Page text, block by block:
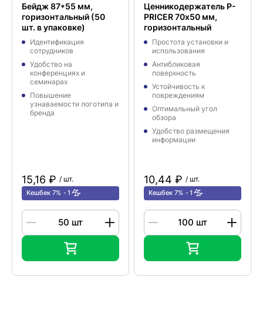
Бейдж 87*55 мм,
горизонтальный (50
шт. в упаковке)
Идентификация
сотрудников
Удобство на
конференциях и
семинарах
Повышение
узнаваемости логотипа и
бренда
15,16 ₽ / шт.
Кешбек 7% 1
Ценникодержатель P-
PRICER 70х50 мм,
горизонтальный
Простота установки и
использования
Антибликовая
поверхность
Устойчивость к
повреждениям
Оптимальный угол
обзора
Удобство размещения
информации
10,44 ₽ / шт.
Кешбек 7% 1